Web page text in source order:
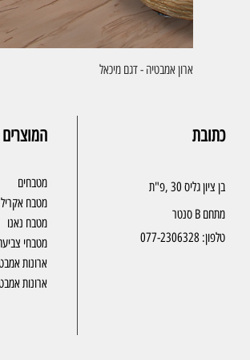
ארון אמבטיה - דגם מיכאל
מטבחים
מטבח אקריל
מטבח נאנו
מטבחי
ארונות
ארונות
כתובת
בן ציון גליס 30 ,פ"ת
מתחם B סנטר
טלפון:077-2306328